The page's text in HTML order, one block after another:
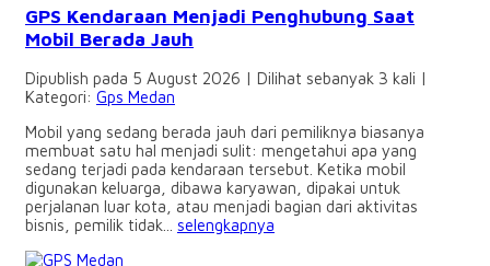
GPS Kendaraan Menjadi Penghubung Saat
Mobil Berada Jauh
Dipublish pada 5 August 2026 | Dilihat sebanyak 3 kali |
Kategori: Gps Medan
Mobil yang sedang berada jauh dari pemiliknya biasanya
membuat satu hal menjadi sulit: mengetahui apa yang
sedang terjadi pada kendaraan tersebut. Ketika mobil
digunakan keluarga, dibawa karyawan, dipakai untuk
perjalanan luar kota, atau menjadi bagian dari aktivitas
bisnis, pemilik tidak... selengkapnya